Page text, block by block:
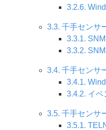
3.2.6.
3.3. 千手センサ
3.3.1.
3.3.2.
3.4. 千手センサ
3.4.1.
3.4.2. イベ
3.5. 千手センサ
3.5.1.